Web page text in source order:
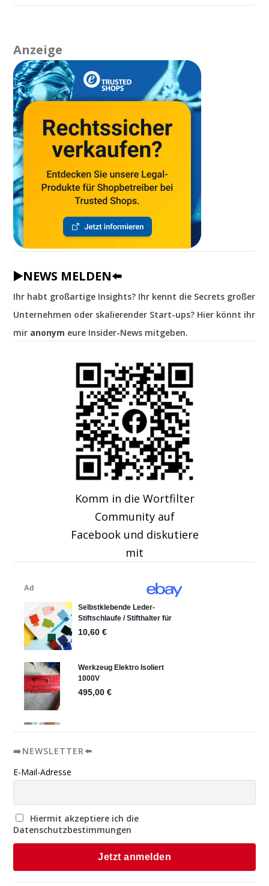
Anzeige
▶️NEWS MELDEN⬅️
Ihr habt großartige Insights? Ihr kennt die Secrets großer
Unternehmen oder skalierender Start-ups? Hier könnt ihr
mir anonym eure Insider-News mitgeben.
Komm in die Wortfilter
Community auf
Facebook und diskutiere
mit
➡️NEWSLETTER⬅️
E-Mail-Adresse
Hiermit akzeptiere ich die
Datenschutzbestimmungen